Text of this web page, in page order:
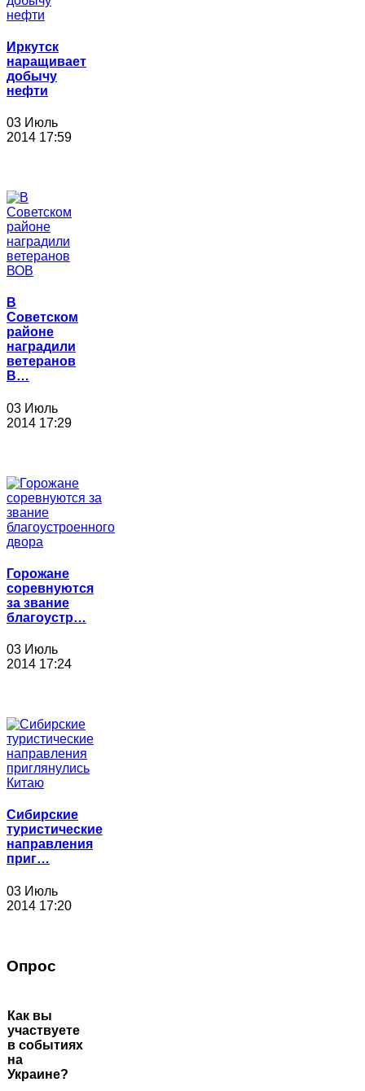
Иркутск
наращивает
добычу
нефти
03 Июль
2014 17:59
В
Советском
районе
наградили
ветеранов
В…
03 Июль
2014 17:29
Горожане
соревнуются
за звание
благоустр…
03 Июль
2014 17:24
Сибирские
туристические
направления
приг…
03 Июль
2014 17:20
Опрос
Как вы
участвуете
в событиях
на
Украине?